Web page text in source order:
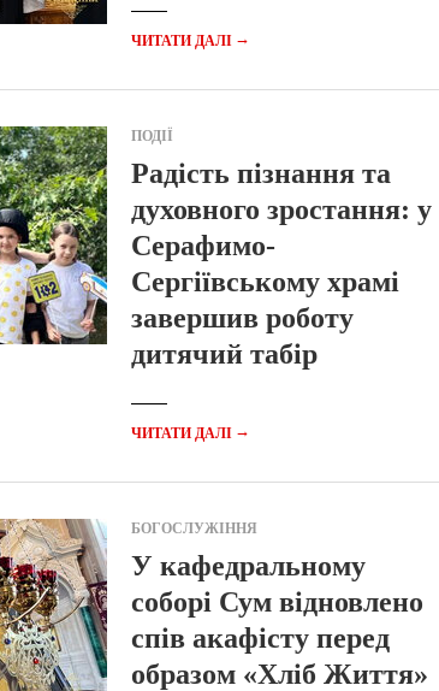
ЧИТАТИ ДАЛІ →
ПОДІЇ
Радість пізнання та
духовного зростання: у
Серафимо-
Сергіївському храмі
завершив роботу
дитячий табір
ЧИТАТИ ДАЛІ →
БОГОСЛУЖІННЯ
У кафедральному
соборі Сум відновлено
спів акафісту перед
образом «Хліб Життя»